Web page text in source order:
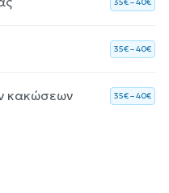
35€ – 40€
35€ – 40€
κακώσεων 35€ – 40€